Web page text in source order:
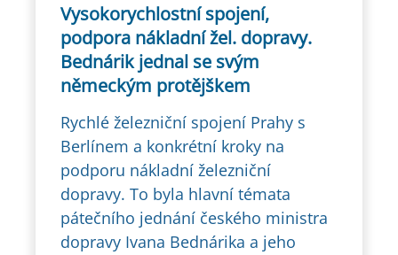
Vysokorychlostní spojení,
podpora nákladní žel. dopravy.
Bednárik jednal se svým
německým protějškem
Rychlé železniční spojení Prahy s
Berlínem a konkrétní kroky na
podporu nákladní železniční
dopravy. To byla hlavní témata
pátečního jednání českého ministra
dopravy Ivana Bednárika a jeho